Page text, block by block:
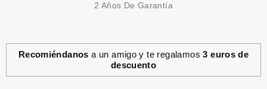
2 Años De Garantía
Recomiéndanos a un amigo y te regalamos3 euros de
descuento